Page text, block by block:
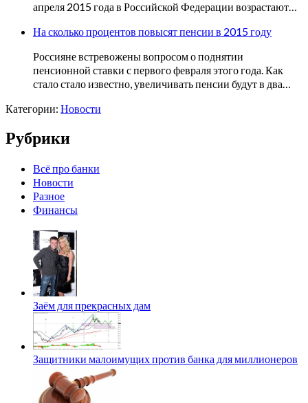
апреля 2015 года в Российской Федерации возрастают…
На сколько процентов повысят пенсии в 2015 году
Россияне встревожены вопросом о поднятии
пенсионной ставки с первого февраля этого года. Как
стало стало известно, увеличивать пенсии будут в два…
Категории: Новости
Рубрики
Всё про банки
Новости
Разное
Финансы
Заём для прекрасных дам
Защитники малоимущих против банка для миллионеров